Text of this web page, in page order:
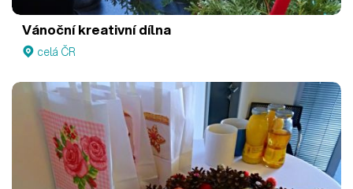
Vánoční kreativní dílna
celá ČR